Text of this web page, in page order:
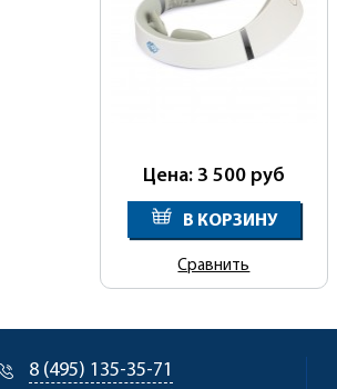
Цена: 3 500 руб
В КОРЗИНУ
Сравнить
8 (495) 135-35-71